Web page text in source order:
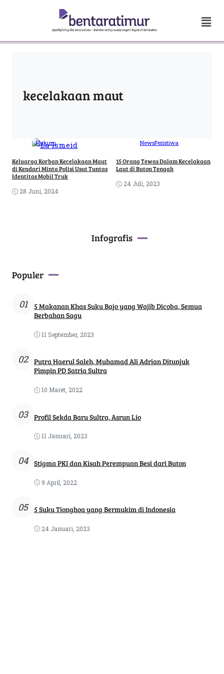
kecelakaan maut
Hukum
Keluarga Korban Kecelakaan Maut
di Kendari Minta Polisi Usut Tuntas
Identitas Mobil Truk
28 Juni, 2024
NewsPeristiwa
15 Orang Tewas Dalam Kecelakaan
Laut di Buton Tengah
24 Juli, 2023
Infografis
Populer
01
5 Makanan Khas Suku Bajo yang Wajib Dicoba, Semua
Berbahan Sagu
11 September, 2023
02
Putra Haerul Saleh, Muhamad Ali Adrian Ditunjuk
Pimpin PD Satria Sultra
10 Maret, 2022
03 Profil Sekda Baru Sultra, Asrun Lio
11 Januari, 2023
04 Stigma PKI dan Kisah Perempuan Besi dari Buton
9 April, 2022
05 5 Suku Tionghoa yang Bermukim di Indonesia
24 Januari, 2023